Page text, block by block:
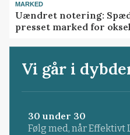
MARKED
Uændret notering:
presset marked for
Vi går i
30 under 30
Følg med, når Effektivt